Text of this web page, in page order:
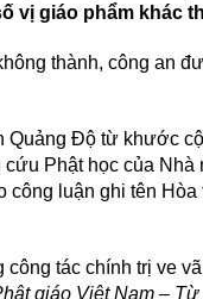
vị giáo phẩm khác
thành, công an
Độ từ khước
Phật học của
công luận ghi tên
công tác chính trị ve
giáo Việt Nam –